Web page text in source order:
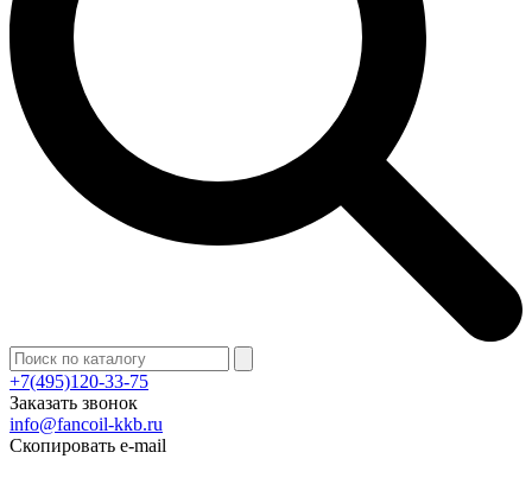
+7(495)120-33-75
Заказать звонок
info@fancoil-kkb.ru
Скопировать e-mail